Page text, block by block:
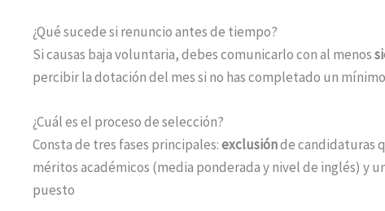
¿Qué sucede si renuncio antes de tiempo?
Si causas baja voluntaria, debes comunicarlo con al menos
percibir la dotación del mes si no has completado un
¿Cuál es el proceso de selección?
Consta de tres fases principales:exclusiónde candidaturas
méritos académicos (media ponderada y nivel de inglés) y
puesto